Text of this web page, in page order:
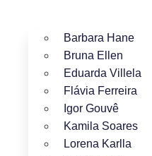
Barbara Hane
Bruna Ellen
Eduarda Villela
Flávia Ferreira
Igor Gouvê
Kamila Soares
Lorena Karlla